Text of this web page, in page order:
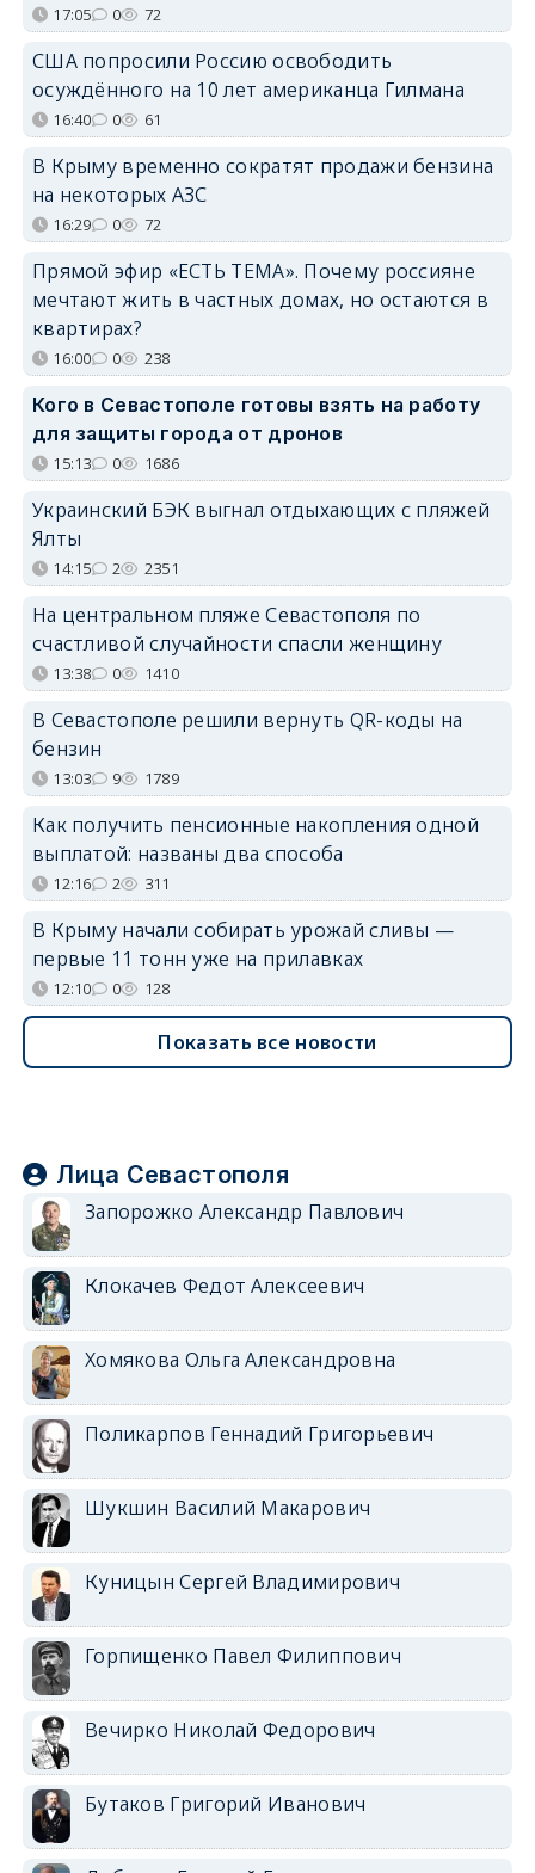
17:05 0 72
США попросили Россию освободить
осуждённого на 10 лет американца Гилмана
16:40 0 61
В Крыму временно сократят продажи бензина
на некоторых АЗС
16:29 0 72
Прямой эфир «ЕСТЬ ТЕМА». Почему россияне
мечтают жить в частных домах, но остаются в
квартирах?
16:00 0 238
Кого в Севастополе готовы взять на работу
для защиты города от дронов
15:13 0 1686
Украинский БЭК выгнал отдыхающих с пляжей
Ялты
14:15 2 2351
На центральном пляже Севастополя по
счастливой случайности спасли женщину
13:38 0 1410
В Севастополе решили вернуть QR-коды на
бензин
13:03 9 1789
Как получить пенсионные накопления одной
выплатой: названы два способа
12:16 2 311
В Крыму начали собирать урожай сливы —
первые 11 тонн уже на прилавках
12:10 0 128
Показать все новости
Лица Севастополя
Запорожко Александр Павлович
Клокачев Федот Алексеевич
Хомякова Ольга Александровна
Поликарпов Геннадий Григорьевич
Шукшин Василий Макарович
Куницын Сергей Владимирович
Горпищенко Павел Филиппович
Вечирко Николай Федорович
Бутаков Григорий Иванович